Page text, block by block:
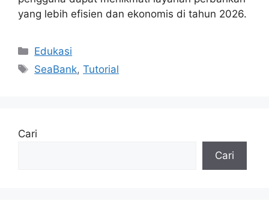
yang lebih efisien dan ekonomis di tahun 2026.
Kategori
Edukasi
Tag
SeaBank,Tutorial
Cari
Cari